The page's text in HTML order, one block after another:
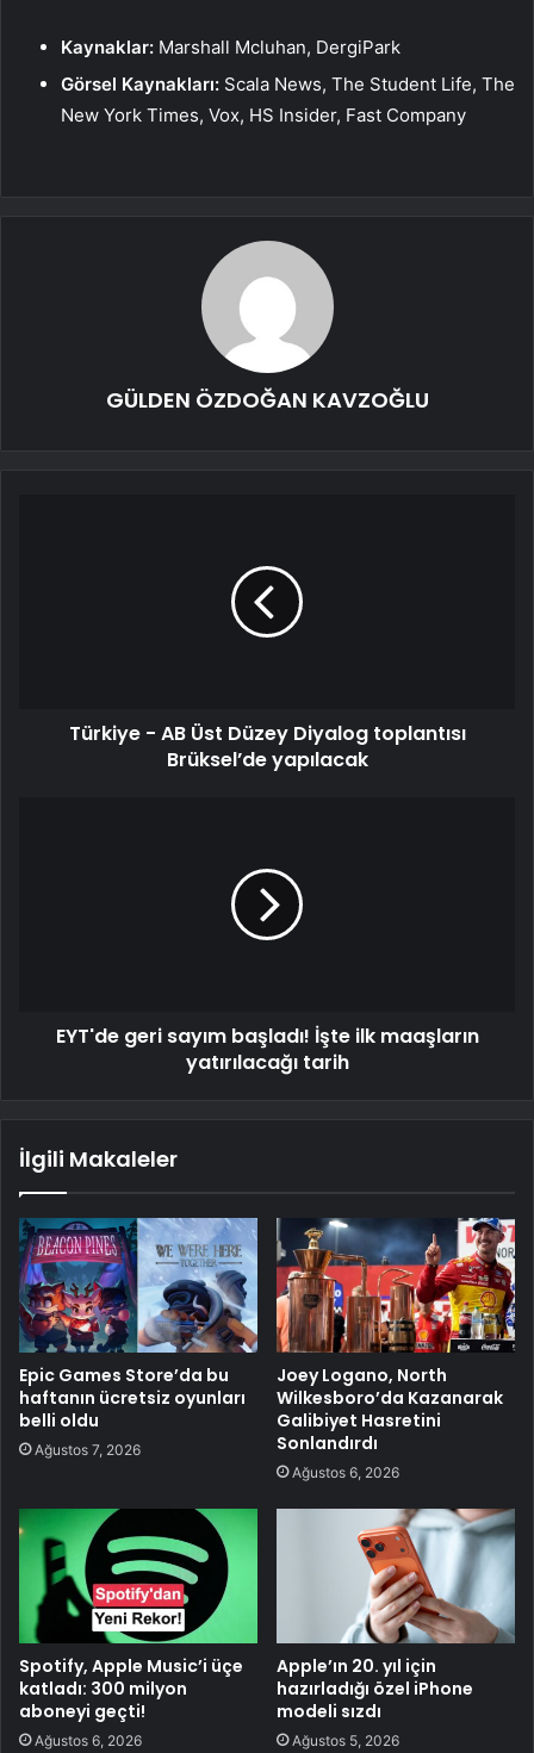
Kaynaklar: Marshall Mcluhan, DergiPark
Görsel Kaynakları: Scala News, The Student Life, The
New York Times, Vox, HS Insider, Fast Company
GÜLDEN ÖZDOĞAN KAVZOĞLU
Türkiye - AB Üst Düzey Diyalog toplantısı
Brüksel’de yapılacak
EYT'de geri sayım başladı! İşte ilk maaşların
yatırılacağı tarih
İlgili Makaleler
Epic Games Store’da bu
haftanın ücretsiz oyunları
belli oldu
Ağustos 7, 2026
Joey Logano, North
Wilkesboro’da Kazanarak
Galibiyet Hasretini
Sonlandırdı
Ağustos 6, 2026
Spotify, Apple Music’i üçe
katladı: 300 milyon
aboneyi geçti!
Ağustos 6, 2026
Apple’ın 20. yıl için
hazırladığı özel iPhone
modeli sızdı
Ağustos 5, 2026